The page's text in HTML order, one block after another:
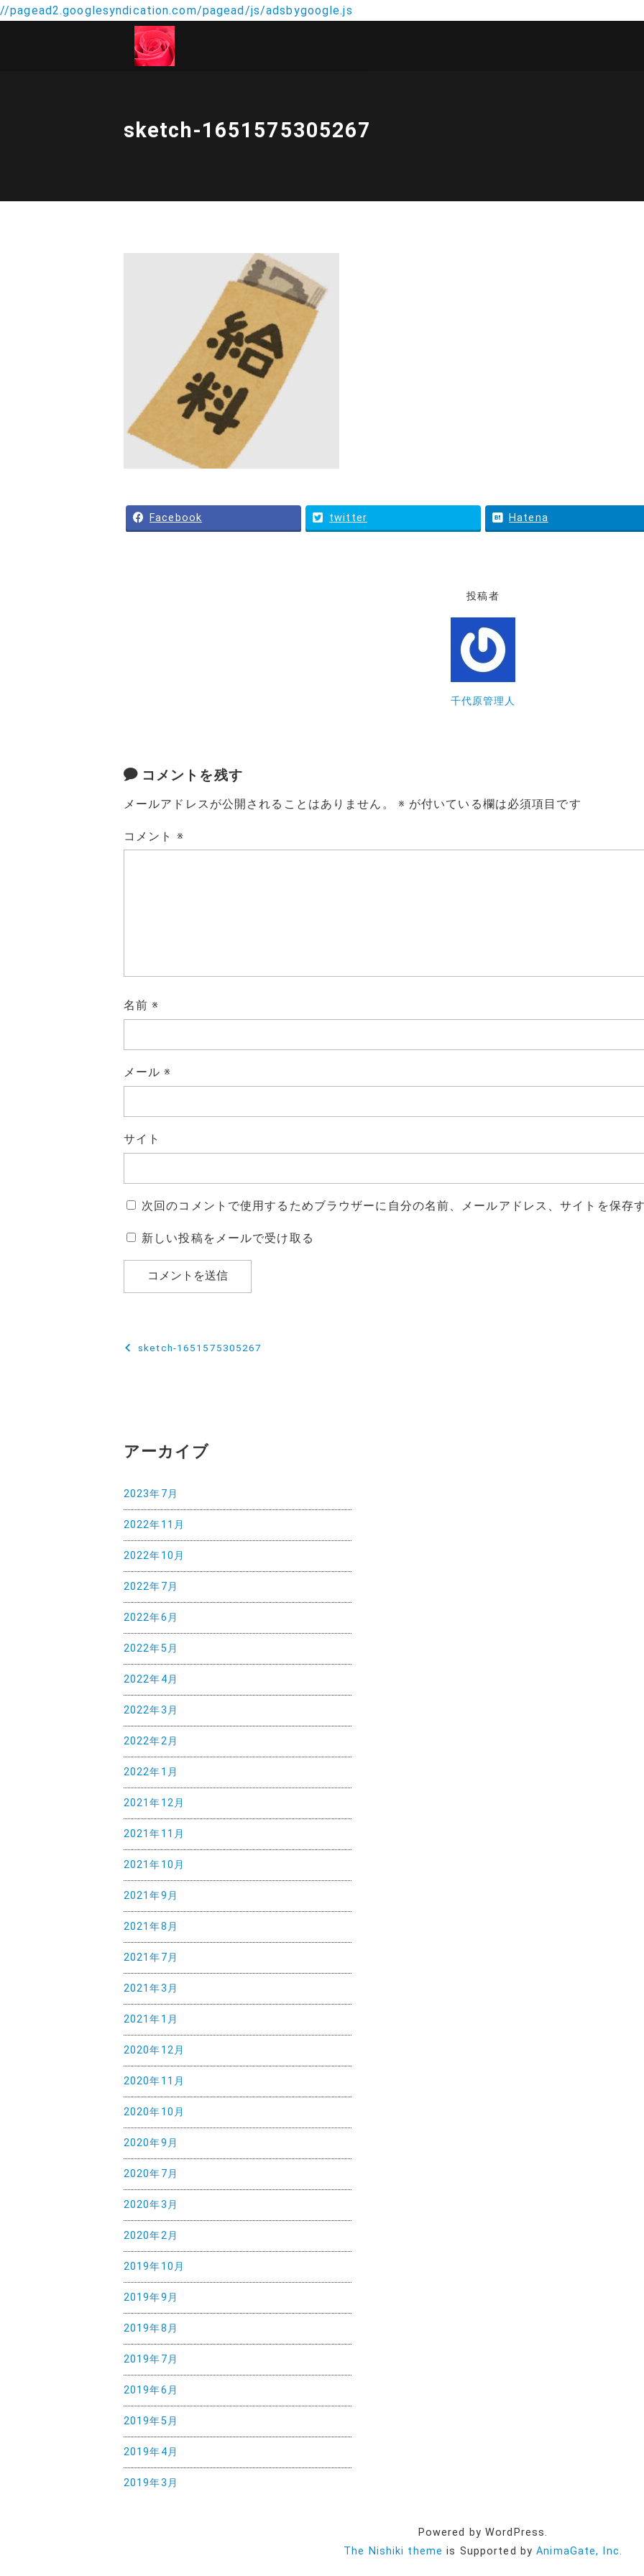
//pagead2.googlesyndication.com/pagead/js/adsbygoogle.js
sketch-1651575305267
Facebook twitter Hatena
投稿者
千代原管理人
コメントを残す
メールアドレスが公開されることはありません。 ※ が付いている欄は必須項目です
コメント ※
名前※
メール※
サイト
次回のコメントで使用するためブラウザーに自分の名前、メールアドレス、サイトを保存
新しい投稿をメールで受け取る
投
ゲ
シ
ョ
ン
sketch-1651575305267
アーカイブ
2023年7月
2022年11月
2022年10月
2022年7月
2022年6月
2022年5月
2022年4月
2022年3月
2022年2月
2022年1月
2021年12月
2021年11月
2021年10月
2021年9月
2021年8月
2021年7月
2021年3月
2021年1月
2020年12月
2020年11月
2020年10月
2020年9月
2020年7月
2020年3月
2020年2月
2019年10月
2019年9月
2019年8月
2019年7月
2019年6月
2019年5月
2019年4月
2019年3月
Powered by WordPress.
The Nishiki theme is Supported byAnimaGate, Inc.